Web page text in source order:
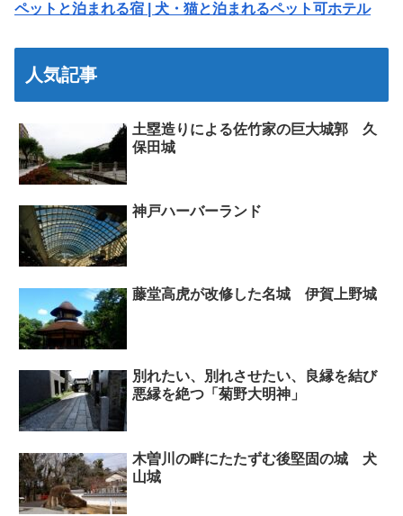
ペットと泊まれる宿 | 犬・猫と泊まれるペット可ホテル
人気記事
土塁造りによる佐竹家の巨大城郭 久
保田城
神戸ハーバーランド
藤堂高虎が改修した名城 伊賀上野城
別れたい、別れさせたい、良縁を結び
悪縁を絶つ「菊野大明神」
木曽川の畔にたたずむ後堅固の城 犬
山城